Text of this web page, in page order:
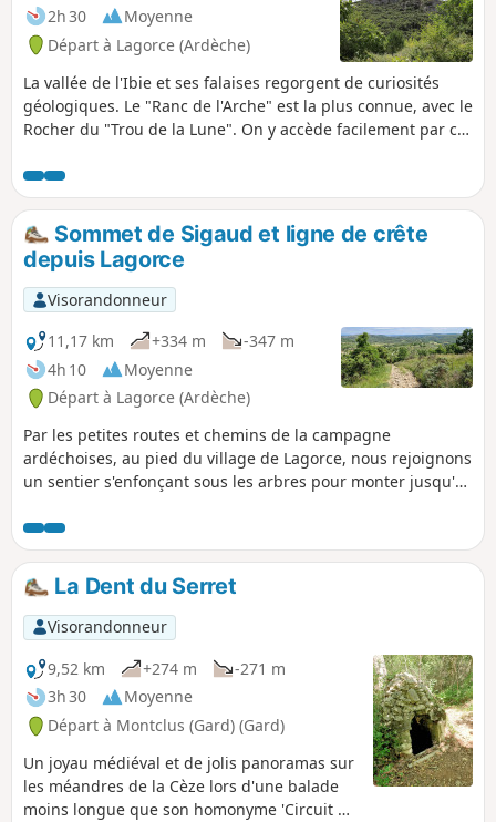
2h 30
Moyenne
Départ à Lagorce (Ardèche)
La vallée de l'Ibie et ses falaises regorgent de curiosités
géologiques. Le "Ranc de l'Arche" est la plus connue, avec le
Rocher du "Trou de la Lune". On y accède facilement par ce
sentier botanique, et une troisième le canyon du ruisseau
de Salastre et son fameux gour, où vous serez seuls au
monde. Comptez néanmoins 3 heures à 3h30 pour prendre
le temps d'apprécier.
Sommet de Sigaud et ligne de crête
depuis Lagorce
Visorandonneur
11,17 km
+334 m
-347 m
4h 10
Moyenne
Départ à Lagorce (Ardèche)
Par les petites routes et chemins de la campagne
ardéchoises, au pied du village de Lagorce, nous rejoignons
un sentier s'enfonçant sous les arbres pour monter jusqu'au
différents sommets du Ranc, tantôt sur des sentiers, tantôt
sur un chemin forestier. La vue se dégage régulièrement
d'un côté ou de l'autre sur cette superbe région de
l'Ardèche. Après une forte descente caillouteuse sur environ
200 m, nous retrouvons petites routes et chemins de
campagne. Le tout, au printemps, amplement garni d'une
multitude de fleurs variées.
La Dent du Serret
Visorandonneur
9,52 km
+274 m
-271 m
3h 30
Moyenne
Départ à Montclus (Gard) (Gard)
Un joyau médiéval et de jolis panoramas sur
les méandres de la Cèze lors d'une balade
moins longue que son homonyme 'Circuit de